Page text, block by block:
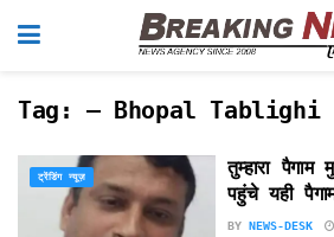
Tag: – Bhopal Tablighi
ट्रेंडिंग न्यूज़
तुम्हारा
पहुंचे यही
BY NEWS-DESK